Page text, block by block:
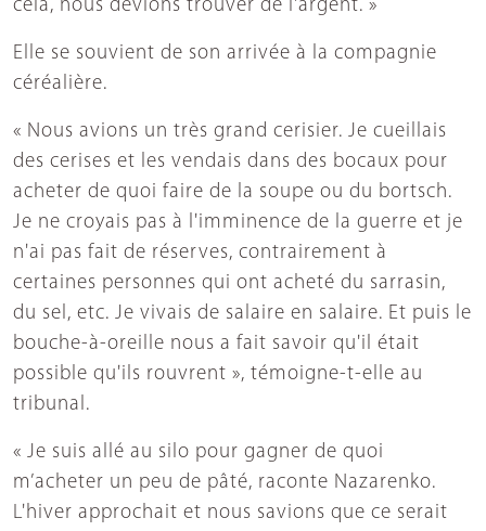
cela, nous devions trouver de l'argent. »
Elle se souvient de son arrivée à la compagnie
céréalière.
« Nous avions un très grand cerisier. Je cueillais
des cerises et les vendais dans des bocaux pour
acheter de quoi faire de la soupe ou du bortsch.
Je ne croyais pas à l'imminence de la guerre et je
n'ai pas fait de réserves, contrairement à
certaines personnes qui ont acheté du sarrasin,
du sel, etc. Je vivais de salaire en salaire. Et puis le
bouche-à-oreille nous a fait savoir qu'il était
possible qu'ils rouvrent », témoigne-t-elle au
tribunal.
« Je suis allé au silo pour gagner de quoi
m’acheter un peu de pâté, raconte Nazarenko.
L'hiver approchait et nous savions que ce serait